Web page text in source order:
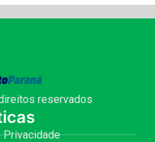
reservados